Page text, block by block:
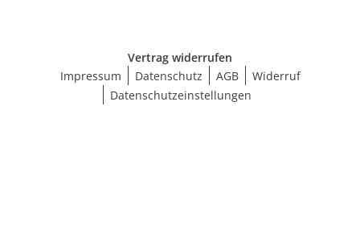
Vertrag widerrufen
Impressum
Datenschutz AGB
Widerruf
Datenschutzeinstellungen